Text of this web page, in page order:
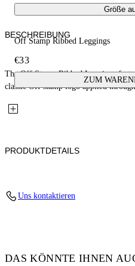
Größe
Off Stamp Ribbed Leggings
€33
ZUM
BESCHREIBUNG
The Off Stamp Ribbed Leggings
classic Off stamp logo applied
PRODUKTDETAILS
Uns kontaktieren
DAS KÖNNTE IHNEN